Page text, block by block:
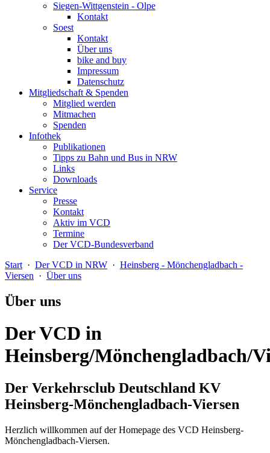
Siegen-Wittgenstein - Olpe
Kontakt
Soest
Kontakt
Über uns
bike and buy
Impressum
Datenschutz
Mitgliedschaft & Spenden
Mitglied werden
Mitmachen
Spenden
Infothek
Publikationen
Tipps zu Bahn und Bus in NRW
Links
Downloads
Service
Presse
Kontakt
Aktiv im VCD
Termine
Der VCD-Bundesverband
Start · Der VCD in NRW · Heinsberg - Mönchengladbach -
Viersen · Über uns
Über uns
Der VCD in
Heinsberg/Mönchengladbach/
Der Verkehrsclub Deutschland KV
Heinsberg-Mönchengladbach-Viersen
Herzlich willkommen auf der Homepage des VCD Heinsberg-
Mönchengladbach-Viersen.